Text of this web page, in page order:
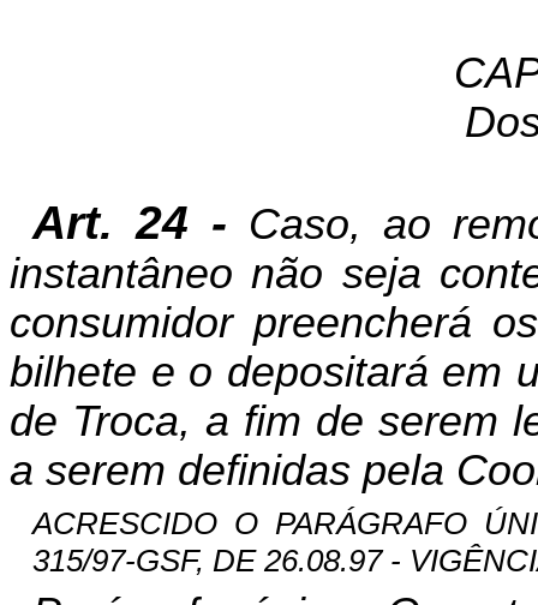
Art. 24 - Caso, ao
instantâneo não seja
consumidor preencherá
bilhete e o depositará em
de Troca, a fim de serem
a serem definidas pela
ACRESCIDO O PARÁGRAFO
315/97-GSF, DE 26.08.97 -